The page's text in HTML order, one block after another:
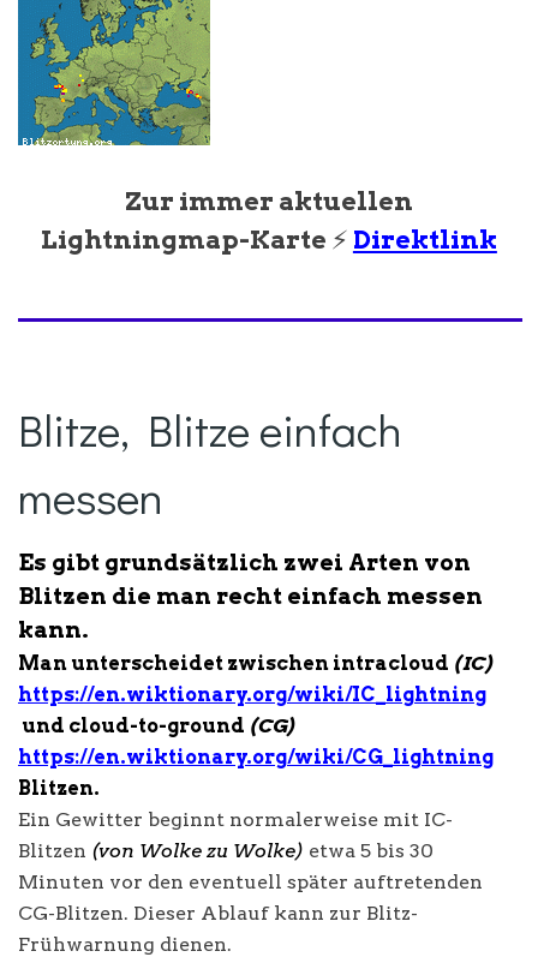
Zur immer aktuellen
Lightningmap-Karte ⚡ Direktlink
Blitze, Blitze einfach
messen
Es gibt grundsätzlich zwei Arten von
Blitzen die man recht einfach messen
kann.
Man unterscheidet zwischen intracloud (IC)
https://en.wiktionary.org/wiki/IC_lightning
und cloud-to-ground (CG)
https://en.wiktionary.org/wiki/CG_lightning
Blitzen.
Ein Gewitter beginnt normalerweise mit IC-
Blitzen (von Wolke zu Wolke) etwa 5 bis 30
Minuten vor den eventuell später auftretenden
CG-Blitzen. Dieser Ablauf kann zur Blitz-
Frühwarnung dienen.